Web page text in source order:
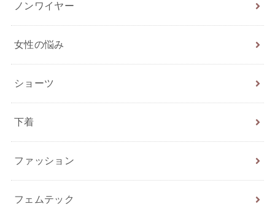
ノンワイヤー
女性の悩み
ショーツ
下着
ファッション
フェムテック